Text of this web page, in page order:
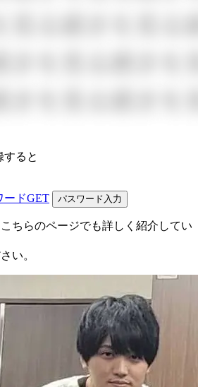
すると
ードGET パスワード入力
ちらのページでも詳しく紹介してい
い。